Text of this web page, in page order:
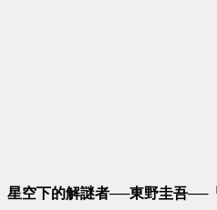
星空下的解謎者──東野圭吾──